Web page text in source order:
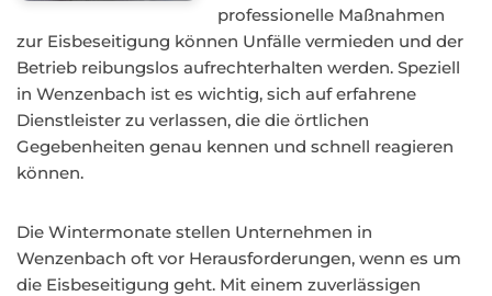
professionelle Maßnahmen
zur Eisbeseitigung können Unfälle vermieden und der
Betrieb reibungslos aufrechterhalten werden. Speziell
in Wenzenbach ist es wichtig, sich auf erfahrene
Dienstleister zu verlassen, die die örtlichen
Gegebenheiten genau kennen und schnell reagieren
können.
Die Wintermonate stellen Unternehmen in
Wenzenbach oft vor Herausforderungen, wenn es um
die Eisbeseitigung geht. Mit einem zuverlässigen